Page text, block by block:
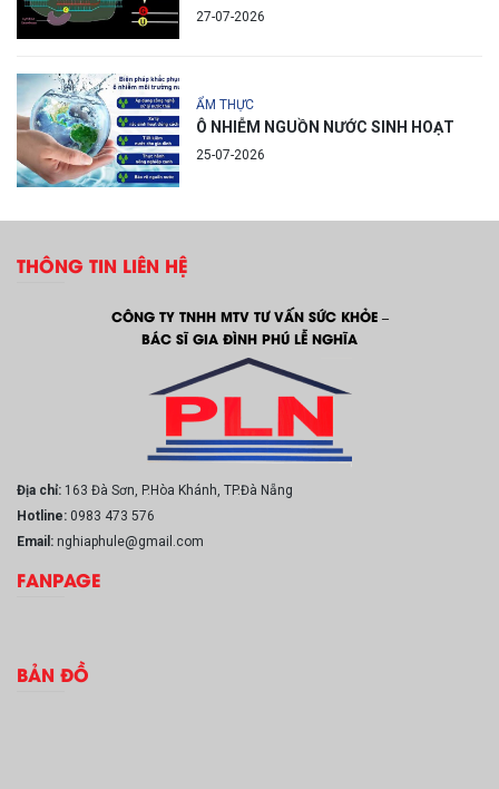
27-07-2026
ẨM THỰC
Ô NHIỄM NGUỒN NƯỚC SINH HOẠT
25-07-2026
THÔNG TIN LIÊN HỆ
CÔNG TY TNHH MTV TƯ VẤN SỨC KHỎE –
BÁC SĨ GIA ĐÌNH PHÚ LỄ NGHĨA
Địa chỉ: 163 Đà Sơn, P.Hòa Khánh, TP.Đà Nẵng
Hotline: 0983 473 576
Email: nghiaphule@gmail.com
FANPAGE
BẢN ĐỒ